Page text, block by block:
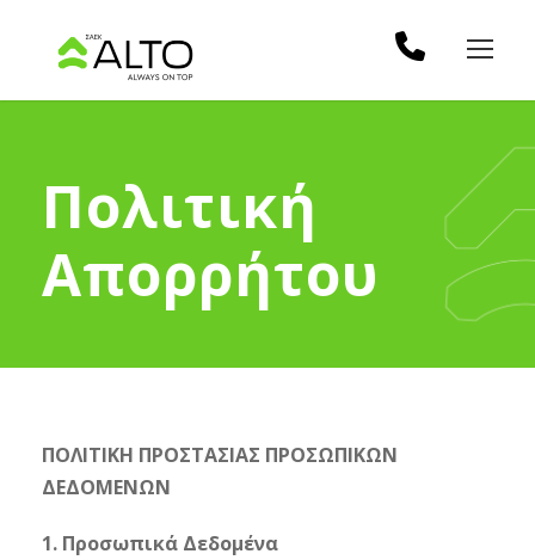
Πολιτική
Απορρήτου
ΠΟΛΙΤΙΚΗ ΠΡΟΣΤΑΣΙΑΣ ΠΡΟΣΩΠΙΚΩΝ
ΔΕΔΟΜΕΝΩΝ
1. Προσωπικά Δεδομένα